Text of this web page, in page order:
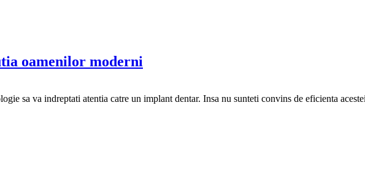
oamenilor moderni
sa va indreptati atentia catre un implant dentar. Insa nu sunteti convins de eficienta